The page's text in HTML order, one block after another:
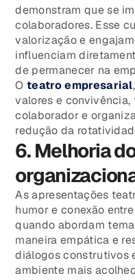
demonstram que se
colaboradores. Esse
valorização e
influenciam
de permanecer na
Oteatro empresarial
valores e
colaborador e
redução da
6. Melhoria
As apresentações
humor e conexão
quando abordam
maneira empática e
diálogos construtivos
ambiente mais